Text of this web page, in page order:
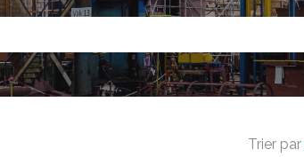
Trier par